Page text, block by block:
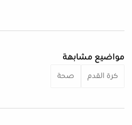
مواضيع مشابهة
كرة القدم صحة